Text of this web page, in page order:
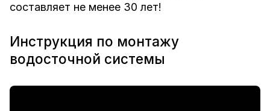
составляет не менее 30 лет!
Инструкция по монтажу
водосточной системы